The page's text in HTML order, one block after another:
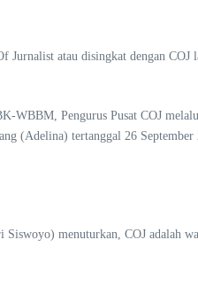
atau disingkat dengan COJ
Pengurus Pusat COJ
(Adelina) tertanggal 26
menuturkan, COJ adalah